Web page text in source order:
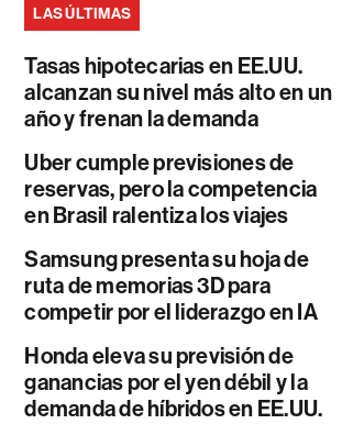
LAS ÚLTIMAS
Tasas hipotecarias en EE.UU.
alcanzan su nivel más alto en un
año y frenan la demanda
Uber cumple previsiones de
reservas, pero la competencia
en Brasil ralentiza los viajes
Samsung presenta su hoja de
ruta de memorias 3D para
competir por el liderazgo en IA
Honda eleva su previsión de
ganancias por el yen débil y la
demanda de híbridos en EE.UU.